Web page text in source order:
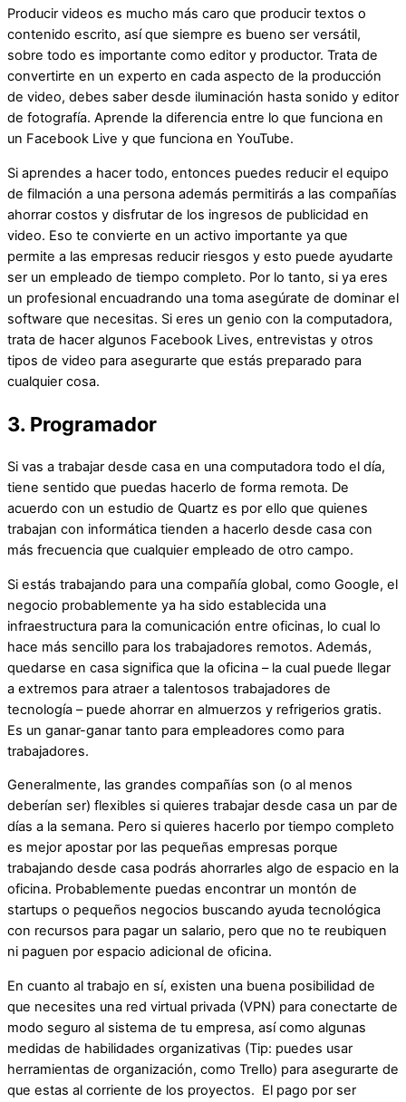
Producir videos es mucho más caro que producir textos o
contenido escrito, así que siempre es bueno ser versátil,
sobre todo es importante como editor y productor. Trata de
convertirte en un experto en cada aspecto de la producción
de video, debes saber desde iluminación hasta sonido y editor
de fotografía. Aprende la diferencia entre lo que funciona en
un Facebook Live y que funciona en YouTube.
Si aprendes a hacer todo, entonces puedes reducir el equipo
de filmación a una persona además permitirás a las compañías
ahorrar costos y disfrutar de los ingresos de publicidad en
video. Eso te convierte en un activo importante ya que
permite a las empresas reducir riesgos y esto puede ayudarte
ser un empleado de tiempo completo. Por lo tanto, si ya eres
un profesional encuadrando una toma asegúrate de dominar el
software que necesitas. Si eres un genio con la computadora,
trata de hacer algunos Facebook Lives, entrevistas y otros
tipos de video para asegurarte que estás preparado para
cualquier cosa.
3. Programador
Si vas a trabajar desde casa en una computadora todo el día,
tiene sentido que puedas hacerlo de forma remota. De
acuerdo con un estudio de Quartz es por ello que quienes
trabajan con informática tienden a hacerlo desde casa con
más frecuencia que cualquier empleado de otro campo.
Si estás trabajando para una compañía global, como Google, el
negocio probablemente ya ha sido establecida una
infraestructura para la comunicación entre oficinas, lo cual lo
hace más sencillo para los trabajadores remotos. Además,
quedarse en casa significa que la oficina – la cual puede llegar
a extremos para atraer a talentosos trabajadores de
tecnología – puede ahorrar en almuerzos y refrigerios gratis.
Es un ganar-ganar tanto para empleadores como para
trabajadores.
Generalmente, las grandes compañías son (o al menos
deberían ser) flexibles si quieres trabajar desde casa un par de
días a la semana. Pero si quieres hacerlo por tiempo completo
es mejor apostar por las pequeñas empresas porque
trabajando desde casa podrás ahorrarles algo de espacio en la
oficina. Probablemente puedas encontrar un montón de
startups o pequeños negocios buscando ayuda tecnológica
con recursos para pagar un salario, pero que no te reubiquen
ni paguen por espacio adicional de oficina.
En cuanto al trabajo en sí, existen una buena posibilidad de
que necesites una red virtual privada (VPN) para conectarte de
modo seguro al sistema de tu empresa, así como algunas
medidas de habilidades organizativas (Tip: puedes usar
herramientas de organización, como Trello) para asegurarte de
que estas al corriente de los proyectos. El pago por ser